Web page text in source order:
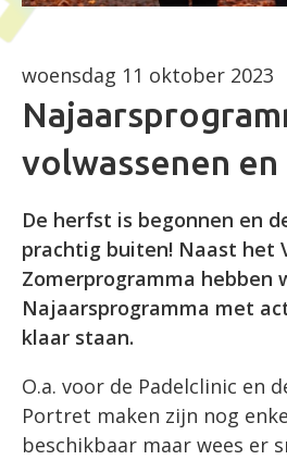
woensdag 11 oktober 2023
volwassenen
De herfst is begonnen en
prachtig buiten! Naast het
Zomerprogramma hebben
Najaarsprogramma met
klaar staan.
O.a. voor de Padelclinic en
Portret maken zijn nog
beschikbaar maar wees er